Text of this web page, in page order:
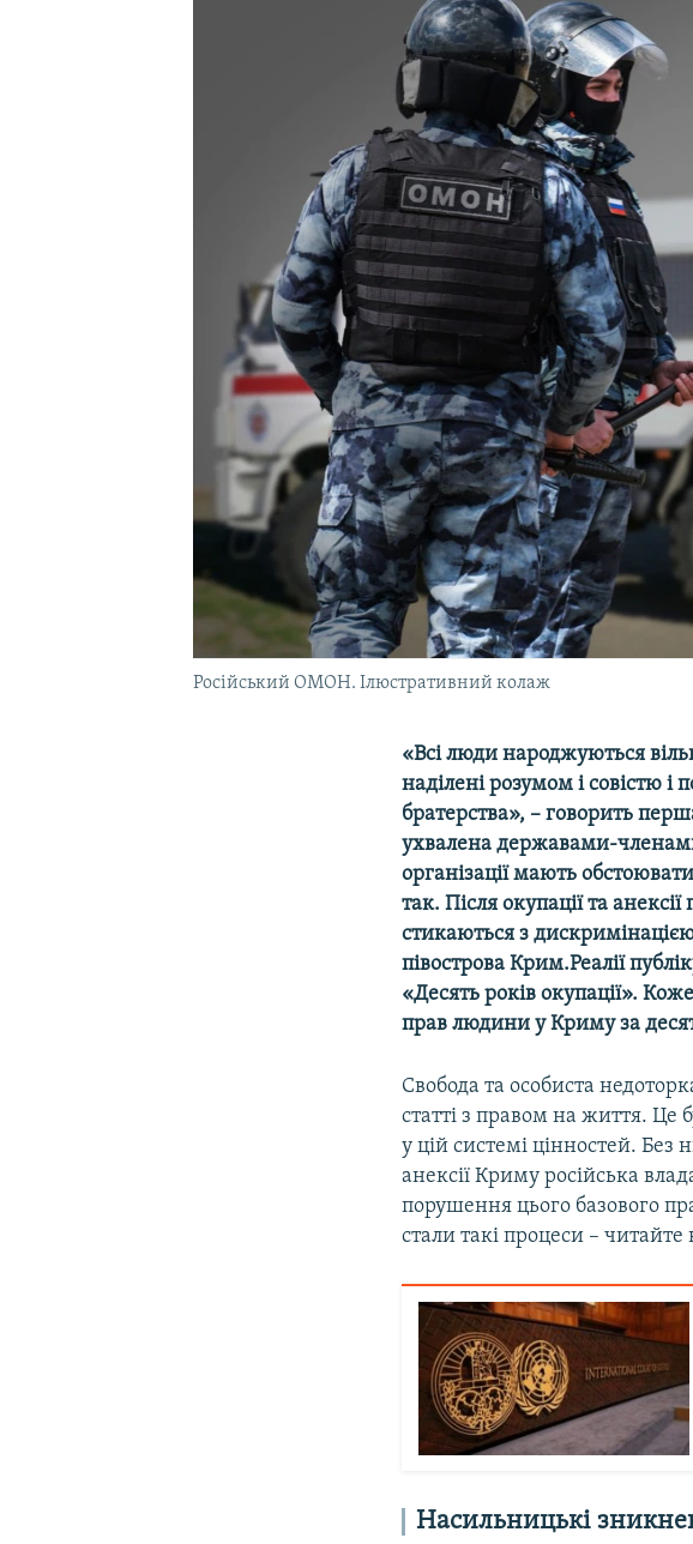
Російський ОМОН. Ілюстративний колаж
«Всі люди народжуються
наділені розумом і совістю і
братерства», – говорить
ухвалена державами-
організації мають
так. Після окупації та
стикаються з
півострова Крим.Реалії
«Десять років окупації».
прав людини у Криму за
Свобода та особиста
статті з правом на життя. Це
у цій системі цінностей. Без
анексії Криму російська
порушення цього базового
стали такі процеси – читайте
Насильницькі